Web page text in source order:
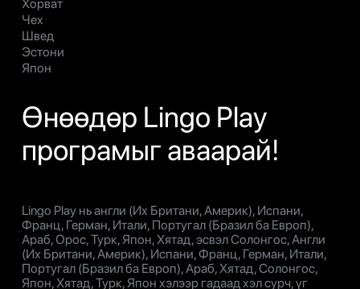
Хорват
Чех
Швед
Эстони
Япон
Өнөөдөр Lingo Play
програмыг аваарай!
Lingo Play нь англи (Их Британи, Америк), Испани,
Франц, Герман, Итали, Португал (Бразил ба Европ),
Араб, Орос, Турк, Япон, Хятад, эсвэл Солонгос, Англи
(Их Британи, Америк), Испани, Франц, Герман, Итали,
Португал (Бразил ба Европ), Араб, Хятад, Солонгос,
Япон, Хятад, Турк, Япон хэлээр гадаад хэл сурч, үг